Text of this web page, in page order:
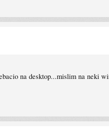
na desktop...mislim na neki